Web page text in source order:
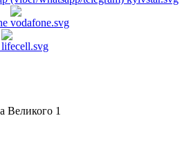
Великого 1